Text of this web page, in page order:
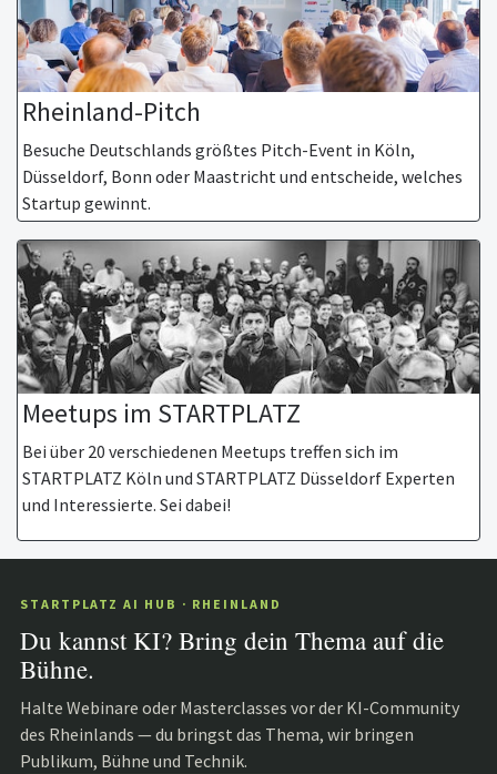
Rheinland-Pitch
Besuche Deutschlands größtes Pitch-Event in Köln,
Düsseldorf, Bonn oder Maastricht und entscheide, welches
Startup gewinnt.
Meetups im STARTPLATZ
Bei über 20 verschiedenen Meetups treffen sich im
STARTPLATZ Köln und STARTPLATZ Düsseldorf Experten
und Interessierte. Sei dabei!
STARTPLATZ AI HUB · RHEINLAND
Du kannst KI? Bring dein Thema auf die
Bühne.
Halte Webinare oder Masterclasses vor der KI-Community
des Rheinlands — du bringst das Thema, wir bringen
Publikum, Bühne und Technik.